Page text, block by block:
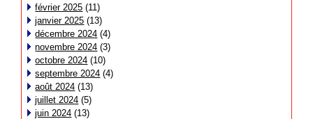
février 2025 (11)
janvier 2025 (13)
décembre 2024 (4)
novembre 2024 (3)
octobre 2024 (10)
septembre 2024 (4)
août 2024 (13)
juillet 2024 (5)
juin 2024 (13)